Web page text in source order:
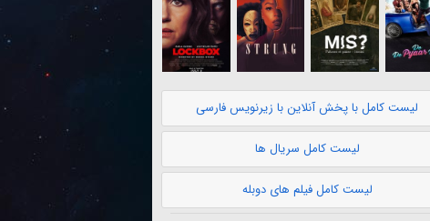
لیست کامل با پخش آنلاین با زیرنویس فارسی
لیست کامل سریال ها
لیست کامل فیلم های دوبله